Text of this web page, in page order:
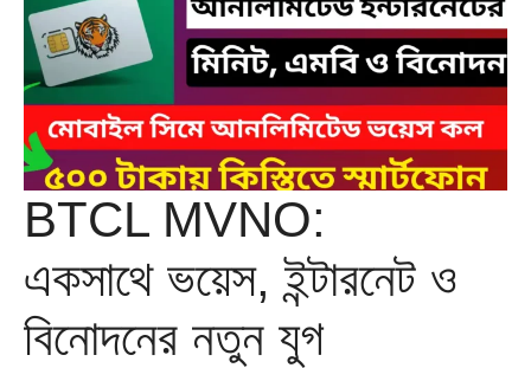
BTCL MVNO:
একসাথে ভয়েস, ইন্টারনেট ও
বিনোদনের নতুন যুগ